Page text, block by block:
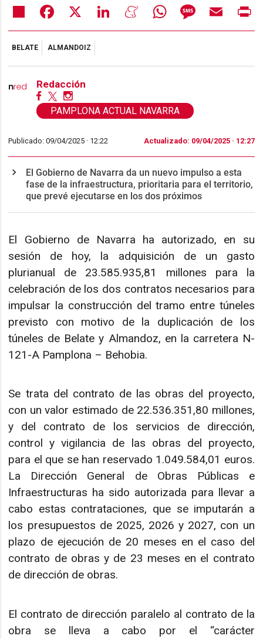
Share Facebook LinkedIn MeneameWhatsAppMessageEmail
BELATE ALMANDOIZ
Redacción
PAMPLONA ACTUAL NAVARRA
Publicado: 09/04/2025 · 12:22 Actualizado: 09/04/2025 · 12:27
El Gobierno de Navarra da un nuevo impulso a esta
fase de la infraestructura, prioritaria para el territorio,
que prevé ejecutarse en los dos próximos
El Gobierno de Navarra ha autorizado, en su
sesión de hoy, la adquisición de un gasto
plurianual de 23.585.935,81 millones para la
celebración de los dos contratos necesarios para
impulsar la construcción del tramo entre túneles
previsto con motivo de la duplicación de los
túneles de Belate y Almandoz, en la carretera N-
121-A Pamplona – Behobia.
Se trata del contrato de las obras del proyecto,
con un valor estimado de 22.536.351,80 millones,
y del contrato de los servicios de dirección,
control y vigilancia de las obras del proyecto,
para el que se han reservado 1.049.584,01 euros.
La Dirección General de Obras Públicas e
Infraestructuras ha sido autorizada para llevar a
cabo estas contrataciones, que se imputarán a
los presupuestos de 2025, 2026 y 2027, con un
plazo de ejecución de 20 meses en el caso del
contrato de obras y de 23 meses en el contrato
de dirección de obras.
El contrato de dirección paralelo al contrato de la
obra se lleva a cabo por el “carácter